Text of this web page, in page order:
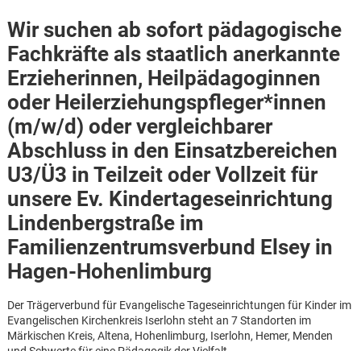
Wir suchen ab sofort pädagogische
Fachkräfte als staatlich anerkannte
Erzieherinnen, Heilpädagoginnen
oder Heilerziehungspfleger*innen
(m/w/d) oder vergleichbarer
Abschluss in den Einsatzbereichen
U3/Ü3 in Teilzeit oder Vollzeit für
unsere Ev. Kindertageseinrichtung
Lindenbergstraße im
Familienzentrumsverbund Elsey in
Hagen-Hohenlimburg
Der Trägerverbund für Evangelische Tageseinrichtungen für Kinder im
Evangelischen Kirchenkreis Iserlohn steht an 7 Standorten im
Märkischen Kreis, Altena, Hohenlimburg, Iserlohn, Hemer, Menden
Karte anzeigen